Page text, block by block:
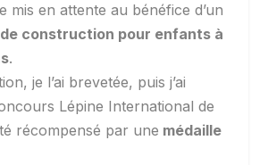
mis en attente au bénéfice d’un
construction pour enfants à
.
je l’ai brevetée, puis j’ai
Lépine International de
récompensé par une médaille